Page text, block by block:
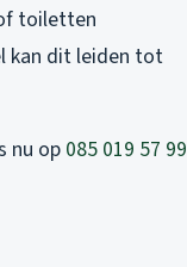
toiletten
kan dit leiden tot
nu op 085 019 57 99